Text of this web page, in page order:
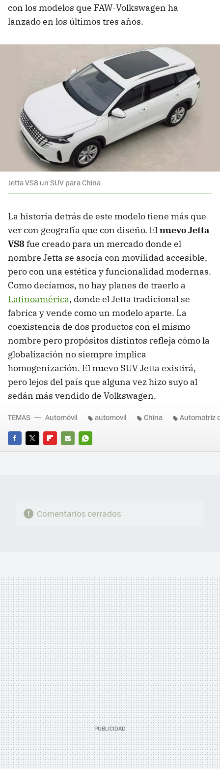
con los modelos que FAW-Volkswagen ha
lanzado en los últimos tres años.
Jetta VS8 un SUV para China.
La historia detrás de este modelo tiene más que
ver con geografía que con diseño. Elnuevo Jetta
VS8fue creado para un mercado donde el
nombre Jetta se asocia con movilidad accesible,
pero con una estética y funcionalidad modernas.
Como decíamos, no hay planes de traerlo a
Latinoamérica, donde el Jetta tradicional se
fabrica y vende como un modelo aparte. La
coexistencia de dos productos con el mismo
nombre pero propósitos distintos refleja cómo la
globalización no siempre implica
homogenización. El nuevo SUV Jetta existirá,
pero lejos del país que alguna vez hizo suyo al
sedán más vendido de Volkswagen.
FACEBOOK
TWITTERFLIPBOARD
E-
WHATSAPP
TEMAS Automóvil automovil China Automotriz
Comentarios cerrados